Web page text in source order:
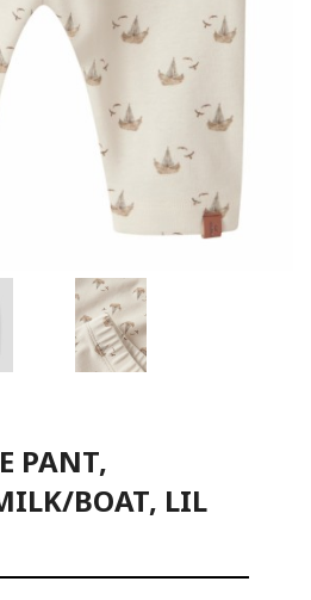
PANT,
BOAT, LIL